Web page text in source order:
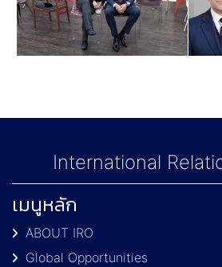
International
เมนูหลัก
ABOUT IRO
Global Opportunities